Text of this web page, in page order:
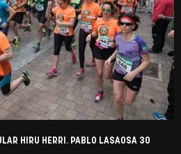
HIRU HERRI. PABLO LASAOSA 30